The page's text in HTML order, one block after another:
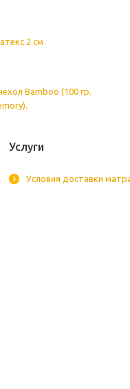
2 см
Bamboo (100 гр.
Услуги
Условия доставки